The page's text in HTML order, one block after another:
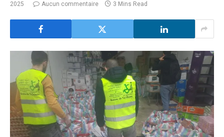
2025
Aucun commentaire 3 Mins Read